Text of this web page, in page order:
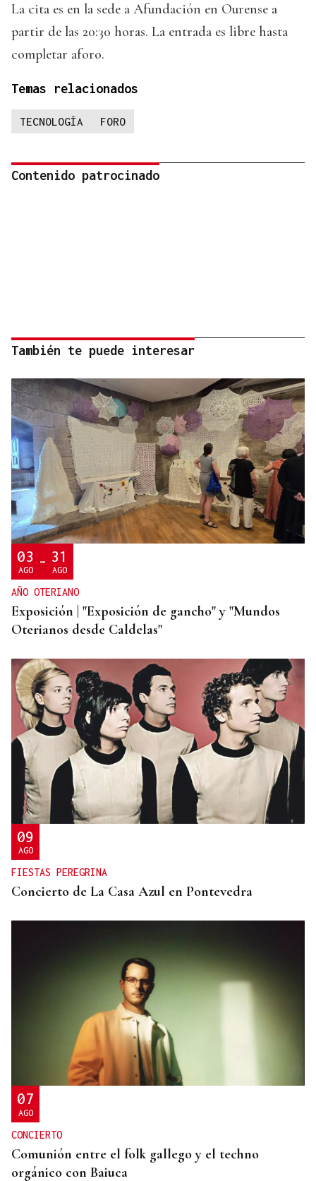
La cita es en la sede a Afundación en Ourense a
partir de las 20:30 horas. La entrada es libre hasta
completar aforo.
Temas relacionados
TECNOLOGÍA FORO
Contenido patrocinado
También te puede interesar
03
AGO - 31
AGO
AÑO OTERIANO
Exposición | "Exposición de gancho" y "Mundos
Oterianos desde Caldelas"
09
AGO
FIESTAS PEREGRINA
Concierto de La Casa Azul en Pontevedra
07
AGO
CONCIERTO
Comunión entre el folk gallego y el techno
orgánico con Baiuca